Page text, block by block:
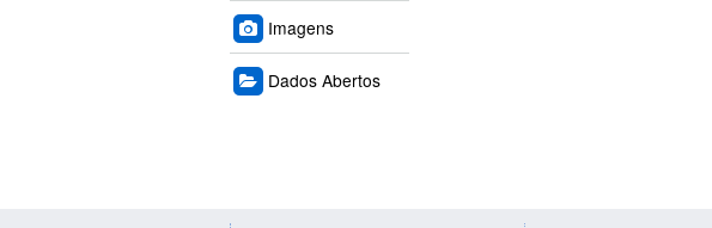
Imagens
Dados Abertos